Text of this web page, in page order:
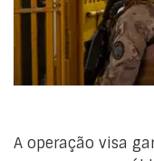
A operação visa